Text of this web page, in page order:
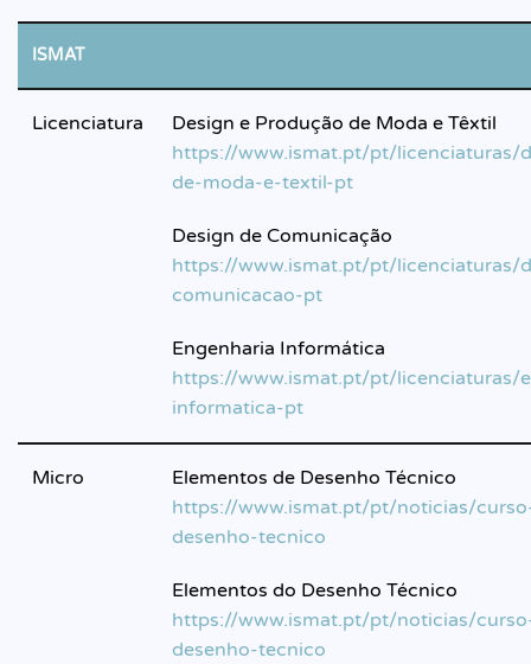
ISMAT
Licenciatura
Design e Produção de Moda e Têxtil
https://www.ismat.pt/pt/licenciaturas/
de-moda-e-textil-pt
Design de Comunicação
https://www.ismat.pt/pt/licenciaturas/
comunicacao-pt
Engenharia Informática
https://www.ismat.pt/pt/licenciaturas/
informatica-pt
Micro
Elementos de Desenho Técnico
https://www.ismat.pt/pt/noticias/
desenho-tecnico
Elementos do Desenho Técnico
https://www.ismat.pt/pt/noticias/
desenho-tecnico